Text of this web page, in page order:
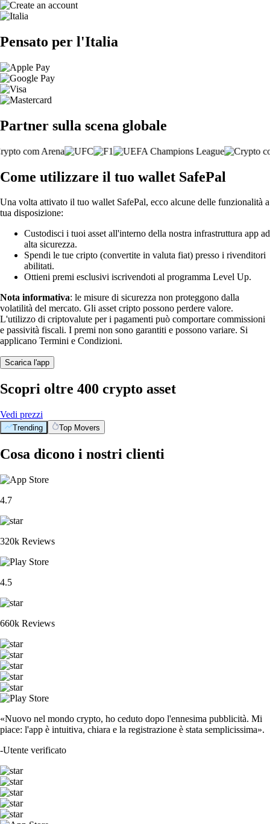
Pensato per l'Italia
Partner sulla scena globale
Come utilizzare il tuo wallet SafePal
Una volta attivato il tuo wallet SafePal, ecco alcune delle funzionalità a
tua disposizione:
Custodisci i tuoi asset all'interno della nostra infrastruttura app ad
alta sicurezza.
Spendi le tue cripto (convertite in valuta fiat) presso i rivenditori
abilitati.
Ottieni premi esclusivi iscrivendoti al programma Level Up.
Nota informativa: le misure di sicurezza non proteggono dalla
volatilità del mercato. Gli asset cripto possono perdere valore.
L'utilizzo di criptovalute per i pagamenti può comportare commissioni
e passività fiscali. I premi non sono garantiti e possono variare. Si
applicano Termini e Condizioni.
Scarica l'app
Scopri oltre 400 crypto asset
Vedi prezzi
Trending Top Movers
Cosa dicono i nostri clienti
4.7
320k Reviews
4.5
660k Reviews
«Nuovo nel mondo crypto, ho ceduto dopo l'ennesima pubblicità. Mi
piace: l'app è intuitiva, chiara e la registrazione è stata semplicissima».
-Utente verificato